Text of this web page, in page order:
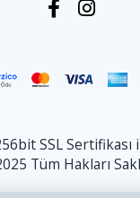
SSL Sertifikası
Tüm Hakları